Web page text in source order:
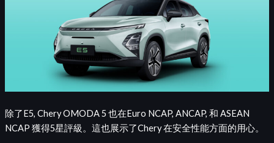
除了E5, Chery OMODA 5 也在Euro NCAP, ANCAP, 和 ASEAN
NCAP 獲得5星評級。這也展示了Chery 在安全性能方面的用心。